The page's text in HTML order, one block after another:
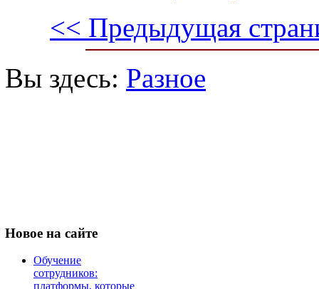
<< Предыдущая
Вы здесь: Разное
Новое на сайте
Обучение
сотрудников:
платформы, которые